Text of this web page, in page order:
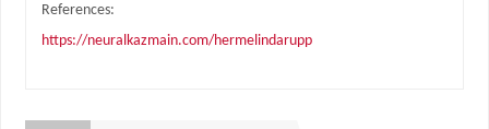
References:
https://neuralkazmain.com/hermelindarupp